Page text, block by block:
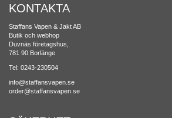
KONTAKTA
Staffans Vapen & Jakt AB
Butik och webhop
Duvnäs företagshus,
781 90 Borlänge
Tel: 0243-230504
info@staffansvapen.se
order@staffansvapen.se